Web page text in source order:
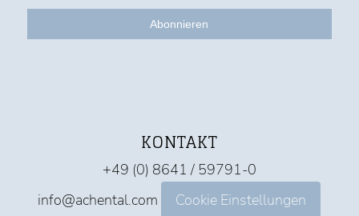
KONTAKT
+49 (0) 8641 / 59791-0
info@achental.com
Cookie Einstellungen